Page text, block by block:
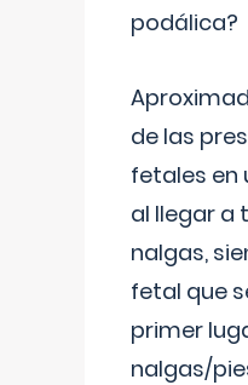
podálica?
de las
fetales en
al llegar a
nalgas,
fetal que
primer
nalgas/